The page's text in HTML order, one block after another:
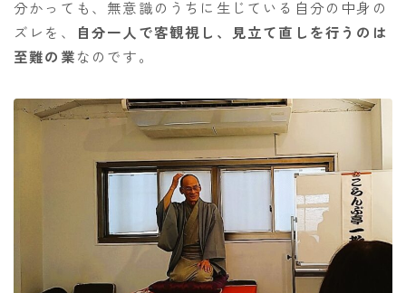
分かっても、無意識のうちに生じている自分の中身の
ズレを、
自分一人で客観視し、見立て直しを行うのは
至難の業なのです。